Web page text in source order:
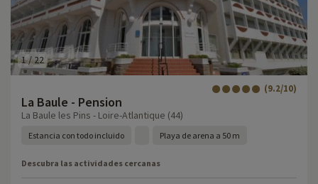
1/22
La Baule - Pension
(9.2/10)
La Baule les Pins - Loire-Atlantique (44)
Estancia con todo incluido Playa de arena a 50 m
Descubra las actividades cercanas